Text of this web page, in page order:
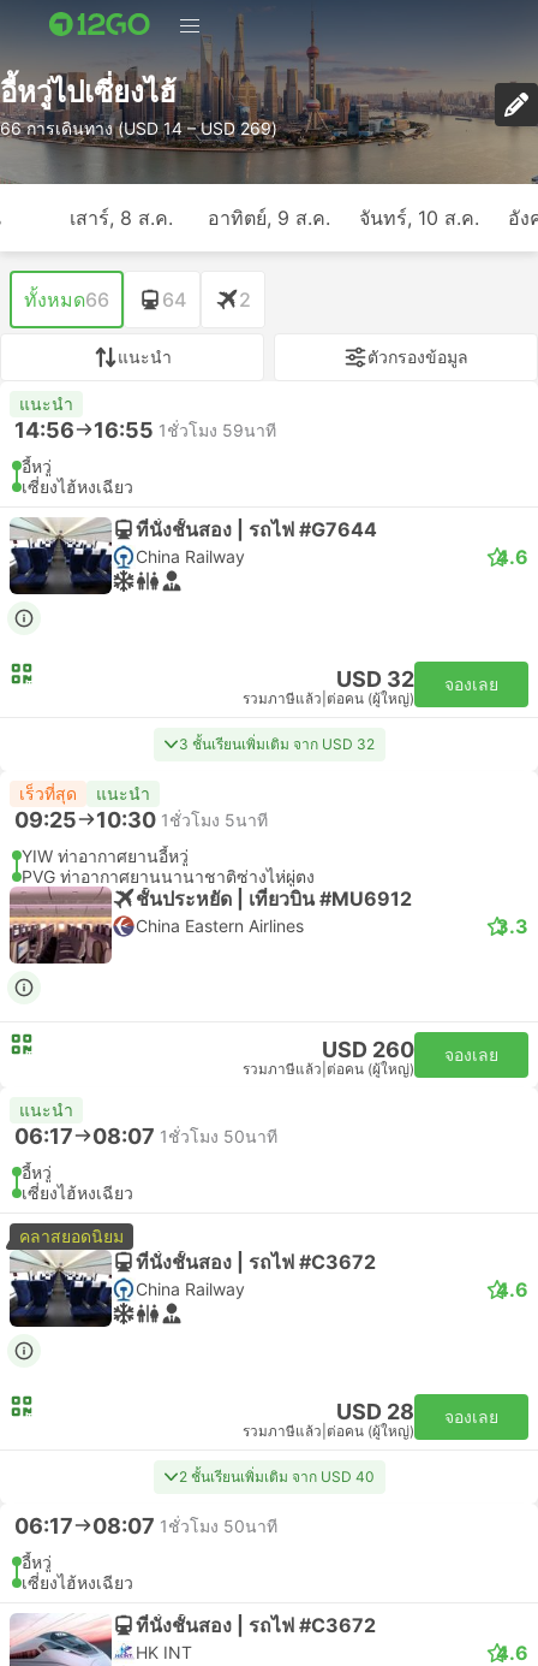
อี้หวู่ไปเซี่ยงไฮ้
66 การเดินทาง (USD 14 – USD 269)
เสาร์, 8 ส.ค. อาทิตย์, 9 ส.ค. จันทร์, 10 ส.ค. อัง
ทั้งหมด66 64 2
แนะนำ ตัวกรองข้อมูล
แนะนำ
14:56 16:55 1ชั่วโมง 59นาที
อี้หวู่
เซี่ยงไฮ้หงเฉียว
ที่นั่งชั้นสอง | รถไฟ #G7644
China Railway 4.6
USD 32
รวมภาษีแล้ว ต่อคน (ผู้ใหญ่)
จองเลย
3 ชั้นเรียนเพิ่มเติม จาก USD 32
เร็วที่สุด แนะนำ
09:25 10:30 1ชั่วโมง 5นาที
YIW ท่าอากาศยานอี้หวู่
PVG ท่าอากาศยานนานาชาติซ่างไห่ผู่ตง
ชั้นประหยัด | เที่ยวบิน #MU6912
China Eastern Airlines 3.3
USD 260
รวมภาษีแล้ว ต่อคน (ผู้ใหญ่)
จองเลย
แนะนำ
06:17 08:07 1ชั่วโมง 50นาที
อี้หวู่
เซี่ยงไฮ้หงเฉียว
คลาสยอดนิยม
ที่นั่งชั้นสอง | รถไฟ #C3672
China Railway 4.6
USD 28
รวมภาษีแล้ว ต่อคน (ผู้ใหญ่)
จองเลย
2 ชั้นเรียนเพิ่มเติม จาก USD 40
06:17 08:07 1ชั่วโมง 50นาที
อี้หวู่
เซี่ยงไฮ้หงเฉียว
ที่นั่งชั้นสอง | รถไฟ #C3672
HK INT 4.6